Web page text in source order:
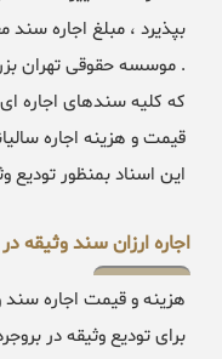
. موسسه حقوقی تهران
که کلیه سندهای اجاره
قیمت و هزینه اجاره
این اسناد بمنظور تودیع
اجاره ارزان سند وثیقه
هزینه و قیمت اجاره سند
برای تودیع وثیقه در